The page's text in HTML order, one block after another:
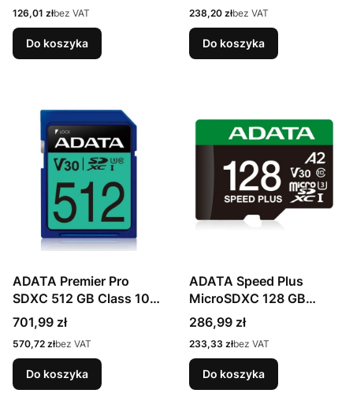
Cena
126,01 złbez VAT
Do koszyka
Cena
238,20 złbez VAT
Do koszyka
ADATA Premier Pro
SDXC 512 GB Class 10
UHS-I/U3 V30
Cena
701,99 zł
Cena
570,72 złbez VAT
Do koszyka
ADATA Speed Plus
MicroSDXC 128 GB
Class 3 UHS-I/U3 A2
V30
Cena
286,99 zł
Cena
233,33 złbez VAT
Do koszyka